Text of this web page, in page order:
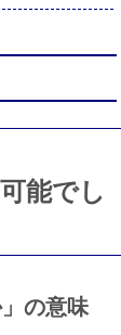
能でし
の意味